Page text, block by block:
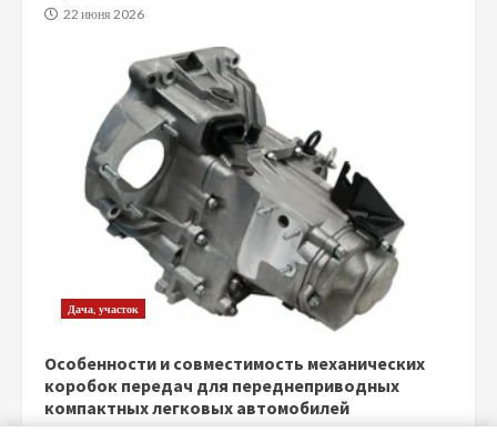
22 июня 2026
Дача, участок
Особенности и совместимость механических
коробок передач для переднеприводных
компактных легковых автомобилей